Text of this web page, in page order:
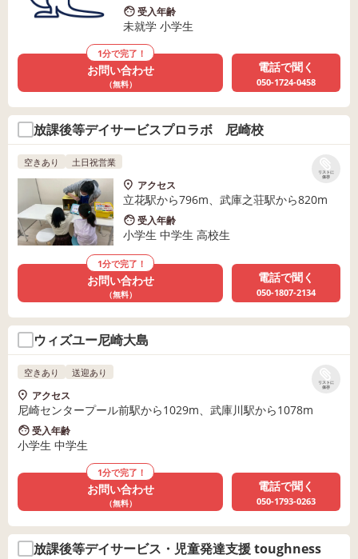
受入年齢
未就学 小学生
1分で完了！
お問い合わせ
（無料）
電話で聞く
050-1724-0458
放課後等デイサービスプロラボ 尼崎校
リストに
保存
空きあり 土日祝営業
アクセス
立花駅から796m、武庫之荘駅から820m
受入年齢
小学生 中学生 高校生
1分で完了！
お問い合わせ
（無料）
電話で聞く
050-1807-2134
ウィズユー尼崎大島
リストに
保存
空きあり 送迎あり
アクセス
尼崎センタープール前駅から1029m、武庫川駅から1078m
受入年齢
小学生 中学生
1分で完了！
お問い合わせ
（無料）
電話で聞く
050-1793-0263
放課後等デイサービス・児童発達支援 toughness